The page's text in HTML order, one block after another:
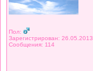
Пол:
Зарегистрирован: 26.05.2013
Сообщения: 114